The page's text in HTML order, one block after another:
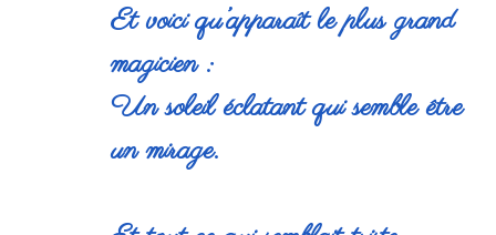
Et voici qu’apparaît le plus grand
magicien :
Un soleil éclatant qui semble être
un mirage.